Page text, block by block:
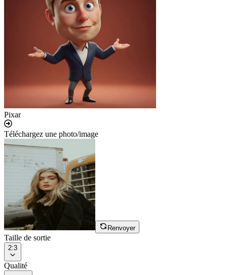
Pixar
Téléchargez une photo/image
Renvoyer
Taille de sortie
2:3
Qualité